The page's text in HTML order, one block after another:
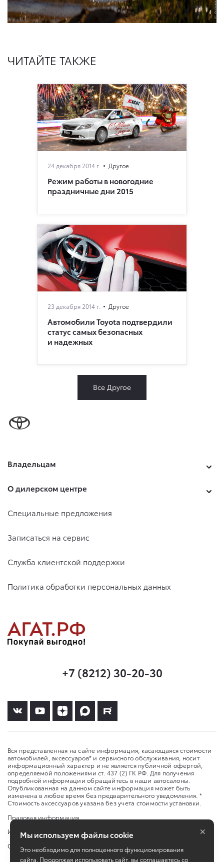
ЧИТАЙТЕ ТАКЖЕ
24 декабря 2014 г. Другое
Режим работы в новогодние
праздничные дни 2015
23 декабря 2014 г. Другое
Автомобили Toyota подтвердили
статус самых безопасных
и надежных
Все Другое
Владельцам
О дилерском центре
Специальные предложения
Записаться на сервис
Служба клиентской поддержки
Политика обработки персональных данных
+7 (8212) 30-20-30
Вся представленная на сайте информация, касающаяся стоимости
автомобилей, аксессуаров* и сервисного обслуживания, носит
информационный характер и не является публичной офертой,
определяемой положениями ст. 437 (2) ГК РФ. Для получения
подробной информации обращайтесь в наши автосалоны.
Опубликованная на данном сайте информация может быть
изменена в любое время без предварительного уведомления. *
Стоимость аксессуаров указана без учета стоимости установки.
Правовая информация
Изменить настройку cookies
Сбросить cookie
Мы используем файлы cookie
Это необходимо для полноценного функционирования
сайта. Продолжая использовать сайт, вы соглашаетесь со
×